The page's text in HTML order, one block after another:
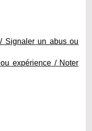
Signaler un abus ou
expérience / Noter